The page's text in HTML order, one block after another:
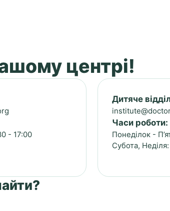
центрі!
- 17:00
Дитяче
Часи роботи:
Понеділок -
Субота, Неділя: